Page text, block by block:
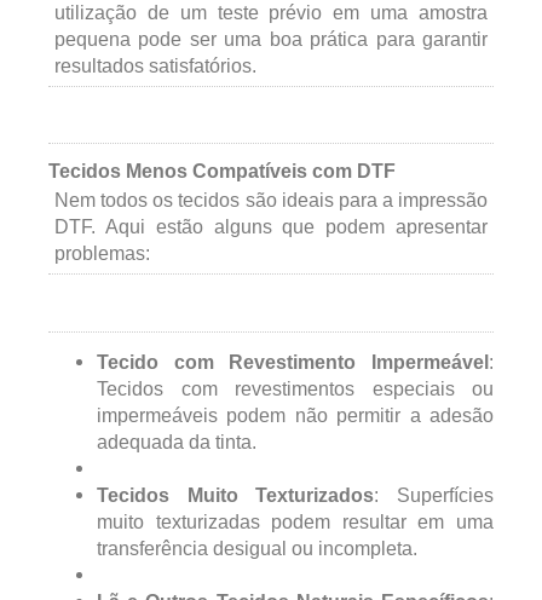
utilização de um teste prévio em uma amostra
pequena pode ser uma boa prática para garantir
resultados satisfatórios.
Tecidos Menos Compatíveis com DTF
Nem todos os tecidos são ideais para a impressão
DTF. Aqui estão alguns que podem apresentar
problemas:
Tecido com Revestimento Impermeável :
Tecidos com revestimentos especiais ou
impermeáveis podem não permitir a adesão
adequada da tinta.
Tecidos Muito Texturizados: Superfícies
muito texturizadas podem resultar em uma
transferência desigual ou incompleta.